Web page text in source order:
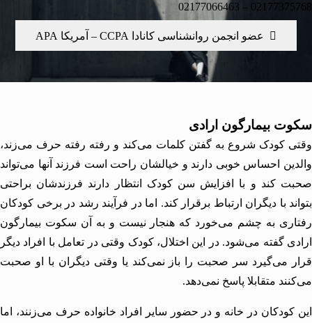
02177375768 –
عضو انجمن روانشناسی کانادا CCPA – آمریکا APA
بیمارگون ارادی
کودک شروع به گفتن کلمات می‌کند و رفته رفته حرف می‌زند،
احساس خوبی دارند و خیالشان راحت است فرزند آنها می‌تواند
کند و با افزایش سن کودک انتظار دارند فرزندشان براحتی
با دیگران ارتباط برقرار کند. اما در فرآیند رشد در برخی کودکان
به چشم می‌خورد که هنجار نیست و به آن سکوت بیمارگون
گفته می‌شود. در این اختلال، کودک وقتی در تعامل با افراد دیگر
می‌گیرد سر صحبت را باز نمی‌کند یا وقتی دیگران با او صحبت
متقابلا پاسخ نمی‌دهد.
کودکان در خانه و در حضور سایر افراد خانواده حرف می‌زنند، اما